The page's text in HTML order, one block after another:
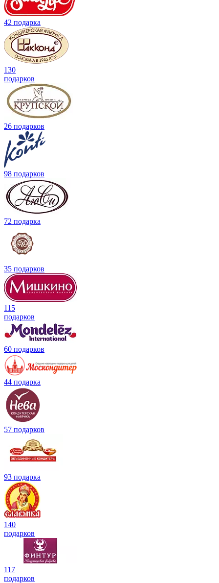
42 подарка
130
подарков
26 подарков
98 подарков
72 подарка
35 подарков
115
подарков
60 подарков
44 подарка
57 подарков
93 подарка
140
подарков
117
подарков